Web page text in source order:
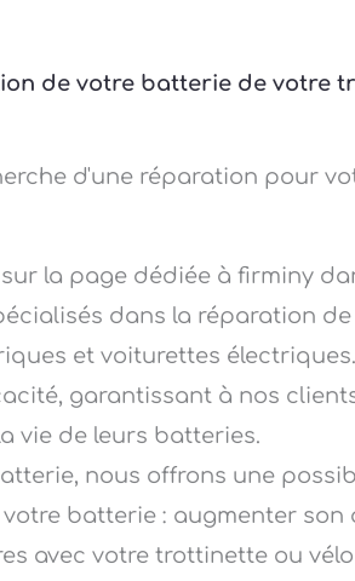
de votre batterie de votre
d'une réparation pour
sur la page dédiée à firminy
dans la réparation
et voiturettes
garantissant à nos
vie de leurs batteries.
nous offrons une
batterie : augmenter son
avec votre trottinette ou